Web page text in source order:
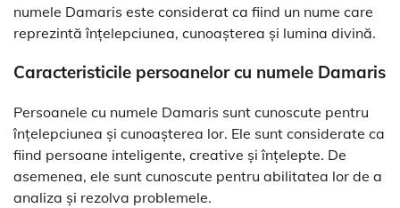
numele Damaris este considerat ca fiind un nume care
reprezintă înțelepciunea, cunoașterea și lumina divină.
Caracteristicile persoanelor cu numele Damaris
Persoanele cu numele Damaris sunt cunoscute pentru
înțelepciunea și cunoașterea lor. Ele sunt considerate ca
fiind persoane inteligente, creative și înțelepte. De
asemenea, ele sunt cunoscute pentru abilitatea lor de a
analiza și rezolva problemele.